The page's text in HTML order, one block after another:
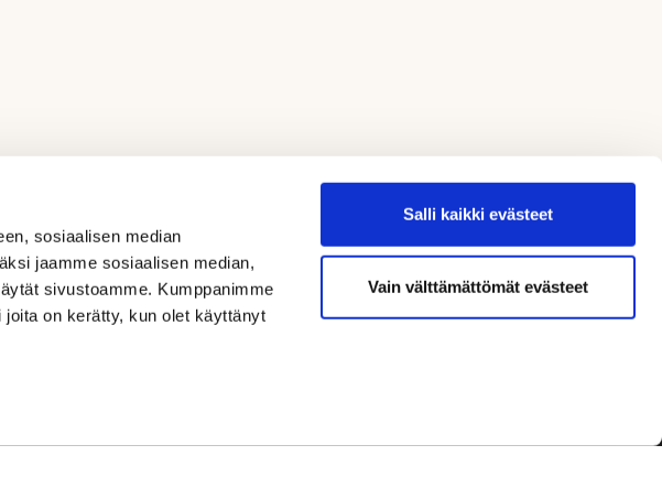
sosiaalisen median
jaamme sosiaalisen median,
sivustoamme. Kumppanimme
on kerätty, kun olet käyttänyt
Salli kaikki evästeet
Vain välttämättömät evästeet